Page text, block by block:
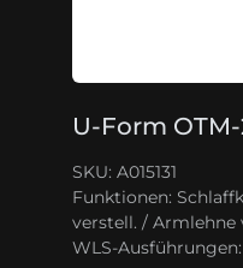
U-Form OTM-
SKU: A015131
Funktionen:
verstell. / Armlehne
WLS-Ausführungen: